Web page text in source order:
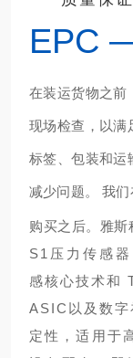
EPC
在装运货物之前
现场检查，以满
标签、包装和运
减少问题。 我们
购买之后。雅斯
S1压力传感
感核心技术和
ASIC以及数字
定性，适用于